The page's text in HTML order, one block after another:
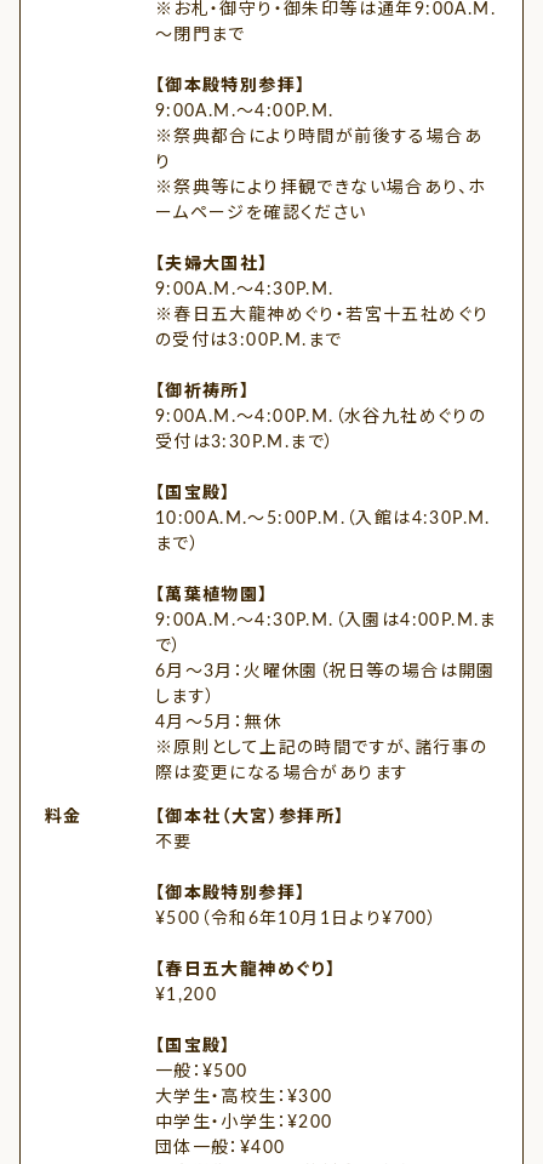
※お札・御守り・御朱印等は通年9:00A.M.
～閉門まで
【御本殿特別参拝】
9:00A.M.～4:00P.M.
※祭典都合により時間が前後する場合あ
り
※祭典等により拝観できない場合あり、ホ
ームページを確認ください
【夫婦大国社】
9:00A.M.～4:30P.M.
※春日五大龍神めぐり・若宮十五社めぐり
の受付は3:00P.M.まで
【御祈祷所】
9:00A.M.～4:00P.M.（水谷九社めぐりの
受付は3:30P.M.まで）
【国宝殿】
10:00A.M.～5:00P.M.（入館は4:30P.M.
まで）
【萬葉植物園】
9:00A.M.～4:30P.M.（入園は4:00P.M.ま
で）
6月～3月：火曜休園（祝日等の場合は開園
します）
4月～5月：無休
※原則として上記の時間ですが、諸行事の
際は変更になる場合があります
料金
【御本社（大宮）参拝所】
不要
【御本殿特別参拝】
¥500（令和6年10月1日より¥700）
【春日五大龍神めぐり】
¥1,200
【国宝殿】
一般：¥500
大学生・高校生：¥300
中学生・小学生：¥200
団体一般：¥400